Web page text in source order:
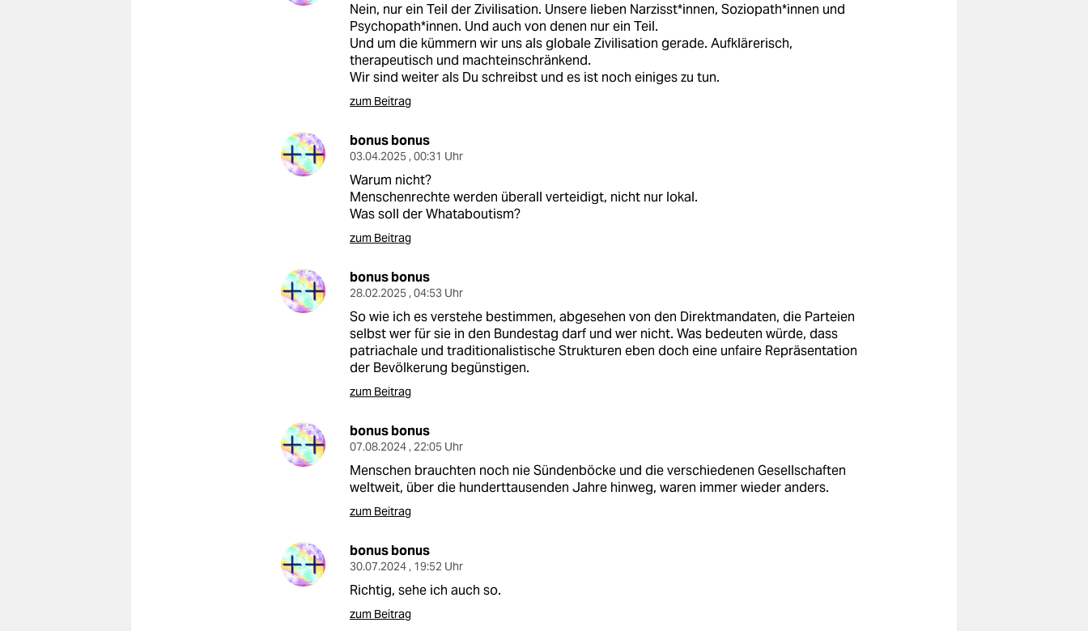
Nein, nur ein Teil der Zivilisation. Unsere lieben Narzisst*innen, Soziopath*innen und
Psychopath*innen. Und auch von denen nur ein Teil.
Und um die kümmern wir uns als globale Zivilisation gerade. Aufklärerisch,
therapeutisch und machteinschränkend.
Wir sind weiter als Du schreibst und es ist noch einiges zu tun.
zum Beitrag
bonus bonus
03.04.2025 , 00:31 Uhr
Warum nicht?
Menschenrechte werden überall verteidigt, nicht nur lokal.
Was soll der Whataboutism?
zum Beitrag
bonus bonus
28.02.2025 , 04:53 Uhr
So wie ich es verstehe bestimmen, abgesehen von den Direktmandaten, die Parteien
selbst wer für sie in den Bundestag darf und wer nicht. Was bedeuten würde, dass
patriachale und traditionalistische Strukturen eben doch eine unfaire Repräsentation
der Bevölkerung begünstigen.
zum Beitrag
bonus bonus
07.08.2024 , 22:05 Uhr
Menschen brauchten noch nie Sündenböcke und die verschiedenen Gesellschaften
weltweit, über die hunderttausenden Jahre hinweg, waren immer wieder anders.
zum Beitrag
bonus bonus
30.07.2024 , 19:52 Uhr
Richtig, sehe ich auch so.
zum Beitrag